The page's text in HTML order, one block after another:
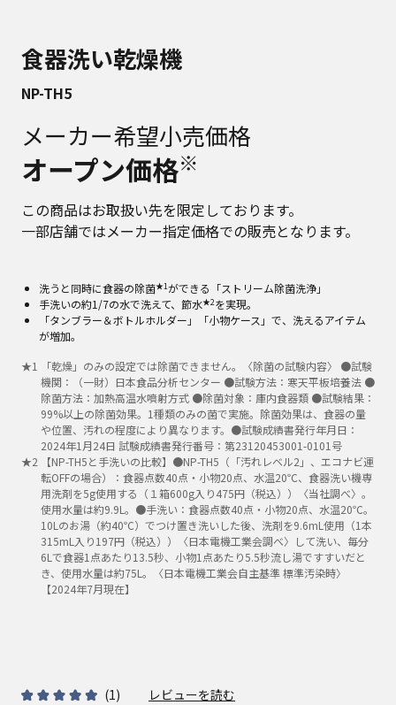
食器洗い乾燥機
NP-TH5
メーカー希望小売価格
オープン価格※
この商品はお取扱い先を限定しております。
一部店舗ではメーカー指定価格での販売となります。
洗うと同時に食器の除菌★1ができる「ストリーム除菌洗浄」
手洗いの約1/7の水で洗えて、節水★2を実現。
「タンブラー＆ボトルホルダー」「小物ケース」で、洗えるアイテム
が増加。
★1
「乾燥」のみの設定では除菌できません。〈除菌の試験内容〉 ●試験
機関：（一財）日本食品分析センター ●試験方法：寒天平板培養法 ●
除菌方法：加熱高温水噴射方式 ●除菌対象：庫内食器類 ●試験結果：
99%以上の除菌効果。1種類のみの菌で実施。除菌効果は、食器の量
や位置、汚れの程度により異なります。●試験成績書発行年月日：
2024年1月24日 試験成績書発行番号：第23120453001-0101号​
★2
【NP-TH5と手洗いの比較】●NP-TH5（「汚れレベル2」、エコナビ運
転OFFの場合）：食器点数40点・小物20点、水温20℃、食器洗い機専
用洗剤を5g使用する（１箱600g入り475円（税込））〈当社調べ〉。
使用水量は約9.9L。●手洗い：食器点数40点・小物20点、水温20℃。
10Lのお湯（約40℃）でつけ置き洗いした後、洗剤を9.6mL使用（1本
315mL入り197円（税込））〈日本電機工業会調べ〉して洗い、毎分
6Lで食器1点あたり13.5秒、小物1点あたり5.5秒流し湯ですすいだと
き、使用水量は約75L。〈日本電機工業会自主基準 標準汚染時〉
【2024年7月現在】
(1) レビューを読む